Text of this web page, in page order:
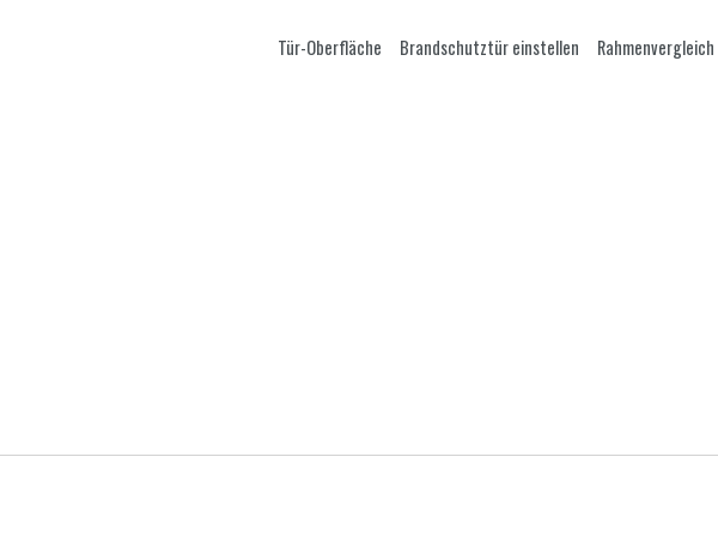
Tür-Oberfläche Brandschutztür einstellen Rahmenvergleich